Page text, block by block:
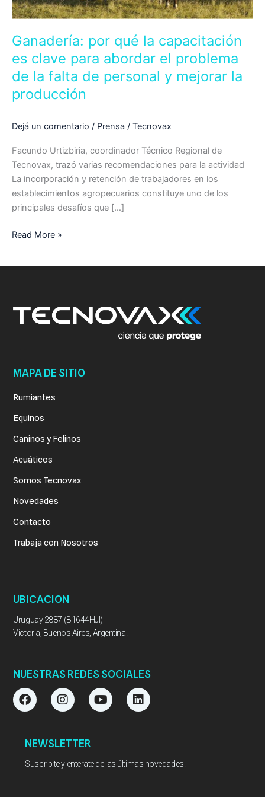
Ganadería: por qué la capacitación
es clave para abordar el problema
de la falta de personal y mejorar la
producción
Dejá un comentario / Prensa / Tecnovax
Facundo Urtizbiria, coordinador Técnico Regional de
Tecnovax, trazó varias recomendaciones para la actividad
La incorporación y retención de trabajadores en los
establecimientos agropecuarios constituye uno de los
principales desafíos que […]
problema
la
falta
de
personal
y
la
Read More »
MAPA DE SITIO
Rumiantes
Equinos
Caninos y Felinos
Acuáticos
Somos Tecnovax
Novedades
Contacto
Trabaja con Nosotros
UBICACION
Uruguay 2887 (B1644HJI)
Victoria, Buenos Aires, Argentina.
NUESTRAS REDES SOCIALES
F
a
b
o
I
n
a
r
Y
o
e
L
i
i
NEWSLETTER
Suscribite y enterate de las últimas novedades.